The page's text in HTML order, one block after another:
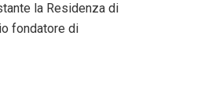
la Residenza di
fondatore di